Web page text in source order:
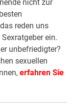
nicht zur
reden uns
ein.
unbefriedigter?
sexuellen
erfahren Sie